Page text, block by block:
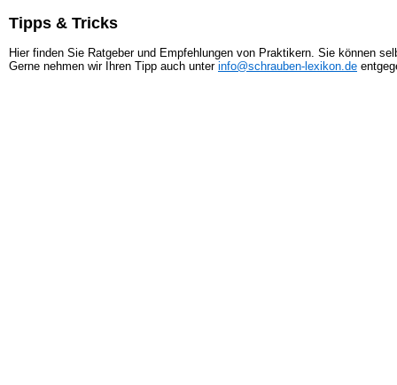
Tipps & Tricks
Hier finden Sie Ratgeber und Empfehlungen von Praktikern. Sie können
Gerne nehmen wir Ihren Tipp auch unter info@schrauben-lexikon.de